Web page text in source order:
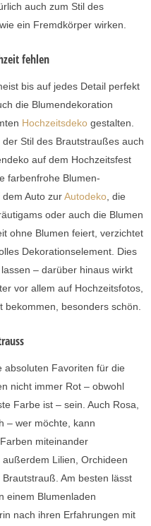
auch zum Stil des
ein Fremdkörper wirken.
fehlen
bis auf jedes Detail perfekt
die Blumendekoration
Hochzeitsdeko gestalten.
Stil des Brautstraußes auch
auf dem Hochzeitsfest
farbenfrohe Blumen-
Auto zurAutodeko , die
oder auch die Blumen
ohne Blumen feiert, verzichtet
Dekorationselement. Dies
– darüber hinaus wirkt
vor allem auf Hochzeitsfotos,
besonders schön.
absoluten Favoriten für die
nicht immer Rot – obwohl
Farbe ist – sein. Auch Rosa,
– wer möchte, kann
miteinander
Lilien, Orchideen
Am besten lässt
einem Blumenladen
nach ihren Erfahrungen mit